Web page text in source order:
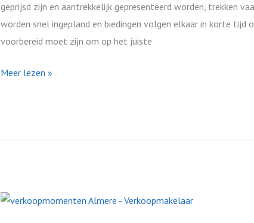
geprijsd zijn en aantrekkelijk gepresenteerd worden, trekken
worden snel ingepland en biedingen volgen elkaar in korte tijd
voorbereid moet zijn om op het juiste
kopers
(zodat
snel
Meer lezen »
De